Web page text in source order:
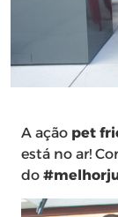
A ação pet
está no ar!
do